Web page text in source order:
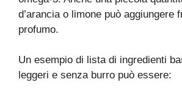
d’arancia o limone può aggiungere
profumo.
Un esempio di lista di ingredienti
leggeri e senza burro può essere: